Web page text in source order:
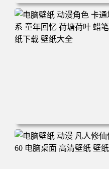
电脑壁纸 二次元角色 动漫
克 海贼王 电脑桌面 高清壁
电脑壁纸 动漫角色 卡通场
年回忆 荷塘荷叶 蜡笔小新